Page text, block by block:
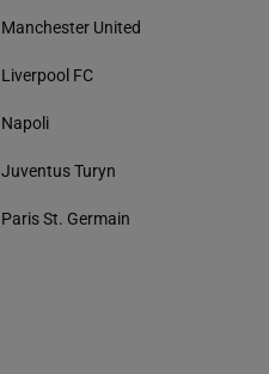
Manchester United
Liverpool FC
Napoli
Juventus Turyn
Paris St. Germain